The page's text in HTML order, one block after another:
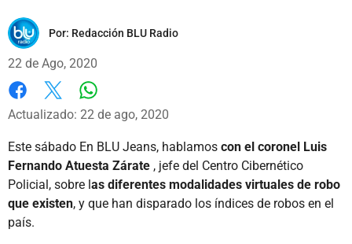
Por: Redacción BLU Radio
22 de Ago, 2020
Facebook
X
Actualizado: 22 de ago, 2020
Este sábado En BLU Jeans, hablamos con el coronel Luis
Fernando Atuesta Zárate , jefe del Centro Cibernético
Policial, sobre las diferentes modalidades virtuales de robo
que existen, y que han disparado los índices de robos en el
país.